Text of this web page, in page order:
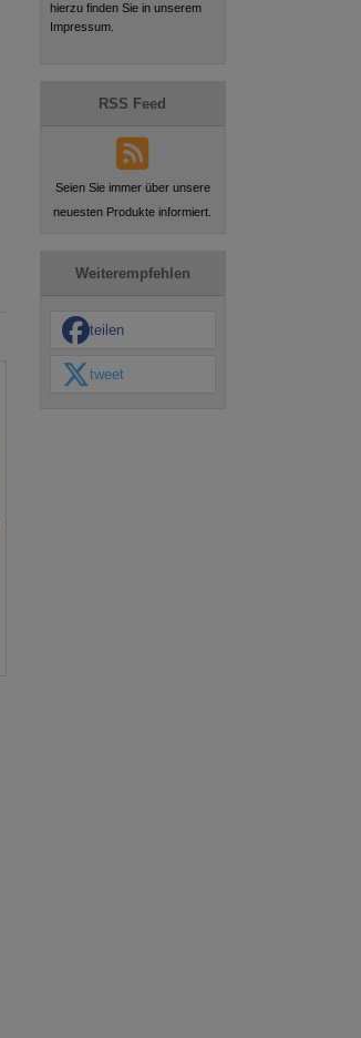
hierzu finden Sie in unserem
Impressum.
RSS Feed
Seien Sie immer über unsere
neuesten Produkte informiert.
Weiterempfehlen
teilen
tweet